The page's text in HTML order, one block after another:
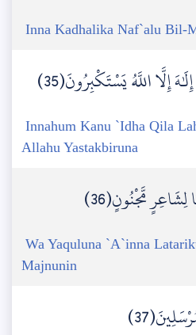
Inna Kadhalika Naf`alu Bil-
إِلَّا اللَّهُ يَسْتَكْبِرُونَ(35)
Innahum Kanu `Idha Qila
Allahu Yastakbiruna
لِشَاعِرٍ مَّجْنُونٍ(36)
Wa Yaquluna `A`inna
Majnunin